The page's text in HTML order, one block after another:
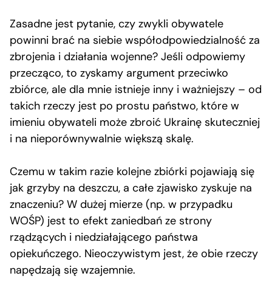
Zasadne jest pytanie, czy zwykli obywatele
powinni brać na siebie współodpowiedzialność za
zbrojenia i działania wojenne? Jeśli odpowiemy
przecząco, to zyskamy argument przeciwko
zbiórce, ale dla mnie istnieje inny i ważniejszy – od
takich rzeczy jest po prostu państwo, które w
imieniu obywateli może zbroić Ukrainę skuteczniej
i na nieporównywalnie większą skalę.
Czemu w takim razie kolejne zbiórki pojawiają się
jak grzyby na deszczu, a całe zjawisko zyskuje na
znaczeniu? W dużej mierze (np. w przypadku
WOŚP) jest to efekt zaniedbań ze strony
rządzących i niedziałającego państwa
opiekuńczego. Nieoczywistym jest, że obie rzeczy
napędzają się wzajemnie.